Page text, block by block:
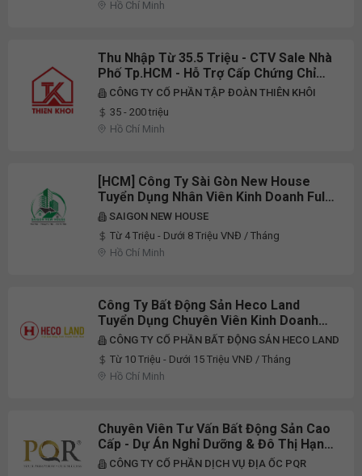
Hồ Chí Minh
Thu Nhập Từ 35.5 Triệu - CTV Sale Nhà
Phố Tp.HCM - Hỗ Trợ Cấp Chứng Chỉ
Hành Nghề
CÔNG TY CỔ PHẦN TẬP ĐOÀN THIÊN KHÔI
35 - 200 triệu
Hồ Chí Minh
[HCM] Công Ty Sài Gòn New House
Tuyển Dụng Nhân Viên Kinh Doanh Full-
Time 2026
SAIGON NEW HOUSE
Từ 4 Triệu - Dưới 8 Triệu VNĐ / Tháng
Hồ Chí Minh
Công Ty Bất Động Sản Heco Land
Tuyển Dụng Chuyên Viên Kinh Doanh
Part-Time/Full-Time 2026
CÔNG TY CỔ PHẦN BẤT ĐỘNG SẢN HECO LAND
Từ 10 Triệu - Dưới 15 Triệu VNĐ / Tháng
Hồ Chí Minh
Chuyên Viên Tư Vấn Bất Động Sản Cao
Cấp - Dự Án Nghỉ Dưỡng & Đô Thị Hạng
Sang
CÔNG TY CỔ PHẦN DỊCH VỤ ĐỊA ỐC PQR